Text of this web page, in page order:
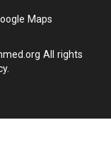
Maps
All rights